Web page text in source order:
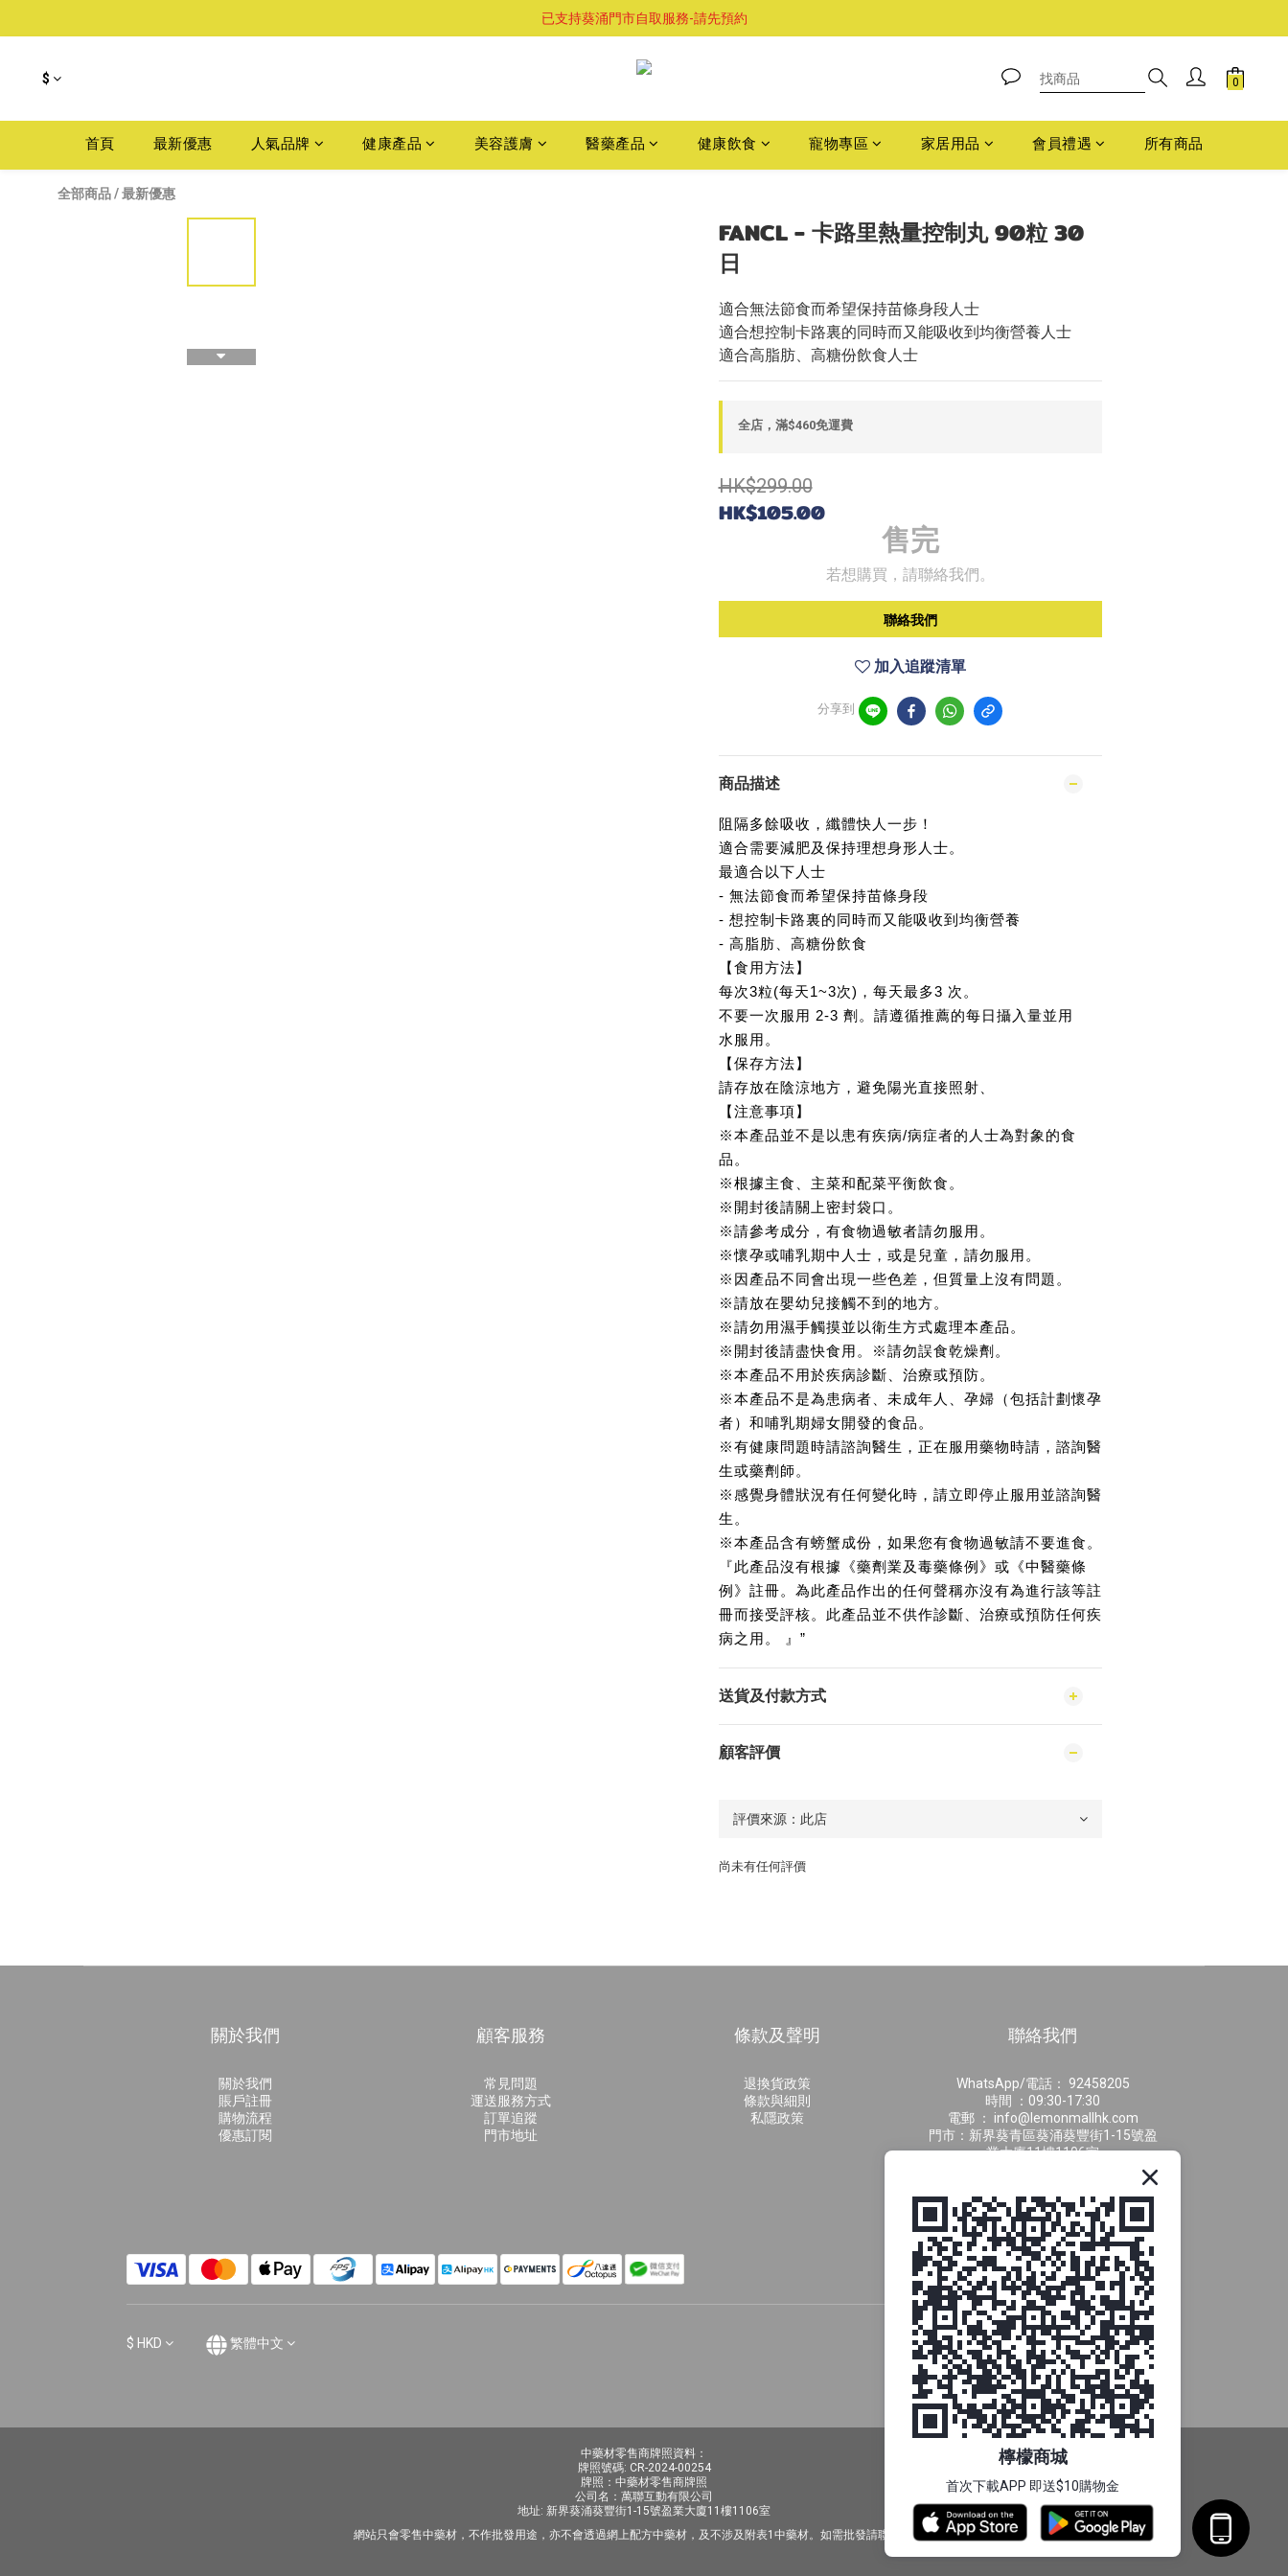
購物滿$460即享順豐免運費服務
已支持葵涌門市自取服務-請先預約
$
首頁 最新優惠 人氣品牌 健康產品 美容護膚 醫藥產品 健康飲食 寵物專區 家居用品 會員禮遇 所有商品
全部商品/最新優惠
FANCL - 卡路里熱量控制丸 90粒 30
日
適合無法節食而希望保持苗條身段人士
適合想控制卡路裏的同時而又能吸收到均衡營養人士
適合高脂肪、高糖份飲食人士
全店，滿$460免運費
HK$299.00
HK$105.00
售完
若想購買，請聯絡我們。
聯絡我們
加入追蹤清單
分享到
商品描述
阻隔多餘吸收，纖體快人一步！
適合需要減肥及保持理想身形人士。
最適合以下人士
- 無法節食而希望保持苗條身段
- 想控制卡路裏的同時而又能吸收到均衡營養
- 高脂肪、高糖份飲食
【食用方法】
每次3粒(每天1~3次)，每天最多3 次。
不要一次服用 2-3 劑。請遵循推薦的每日攝入量並用
水服用。
【保存方法】
請存放在陰涼地方，避免陽光直接照射、
【注意事項】
※本產品並不是以患有疾病/病症者的人士為對象的食
品。
※根據主食、主菜和配菜平衡飲食。
※開封後請關上密封袋口。
※請參考成分，有食物過敏者請勿服用。
※懷孕或哺乳期中人士，或是兒童，請勿服用。
※因產品不同會出現一些色差，但質量上沒有問題。
※請放在嬰幼兒接觸不到的地方。
※請勿用濕手觸摸並以衛生方式處理本產品。
※開封後請盡快食用。※請勿誤食乾燥劑。
※本產品不用於疾病診斷、治療或預防。
※本產品不是為患病者、未成年人、孕婦（包括計劃懷孕
者）和哺乳期婦女開發的食品。
※有健康問題時請諮詢醫生，正在服用藥物時請，諮詢醫
生或藥劑師。
※感覺身體狀況有任何變化時，請立即停止服用並諮詢醫
生。
※本產品含有螃蟹成份，如果您有食物過敏請不要進食。
『此產品沒有根據《藥劑業及毒藥條例》或《中醫藥條
例》註冊。為此產品作出的任何聲稱亦沒有為進行該等註
冊而接受評核。此產品並不供作診斷、治療或預防任何疾
病之用。 』”
送貨及付款方式
顧客評價
尚未有任何評價
關於我們
關於我們
賬戶註冊
購物流程
優惠訂閱
顧客服務
常見問題
運送服務方式
訂單追蹤
門市地址
條款及聲明
退換貨政策
條款與細則
私隱政策
聯絡我們
WhatsApp/電話： 92458205
時間 ：09:30-17:30
電郵 ： info@lemonmallhk.com
門市：新界葵青區葵涌葵豐街1-15號盈
業大廈11樓1106室
$ HKD 繁體中文
中藥材零售商牌照資料：
牌照號碼: CR-2024-00254
牌照：中藥材零售商牌照
公司名：萬聯互動有限公司
地址: 新界葵涌葵豐街1-15號盈業大廈11樓1106室
網站只會零售中藥材，不作批發用途，亦不會透過網上配方中藥材，及不涉及附表1中藥材。如需批發請聯絡我們。
檸檬商城
首次下載APP 即送$10購物金